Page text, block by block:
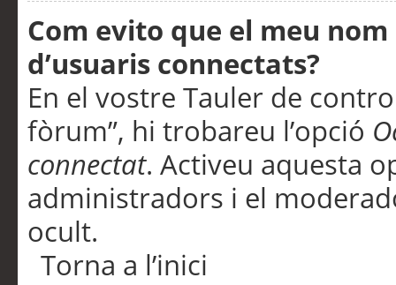
Com evito que el meu
d’usuaris connectats?
En el vostre Tauler de
fòrum”, hi trobareu l’opció
connectat. Activeu aquesta
administradors i el
ocult.
Torna a l’inici